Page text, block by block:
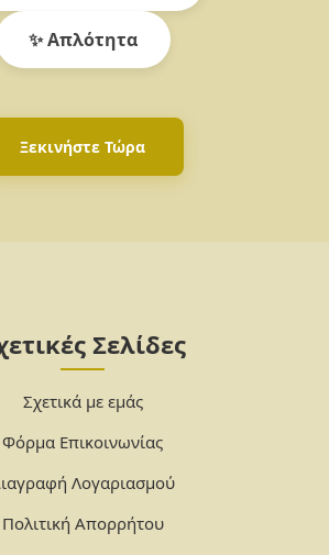
✨ Απλότητα
Ξεκινήστε Τώρα
Σελίδες
Σχετικά με εμάς
Φόρμα Επικοινωνίας
Λογαριασμού
Πολιτική Απορρήτου